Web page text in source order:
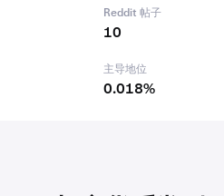
Reddit 帖子
10
主导地位
0.018%